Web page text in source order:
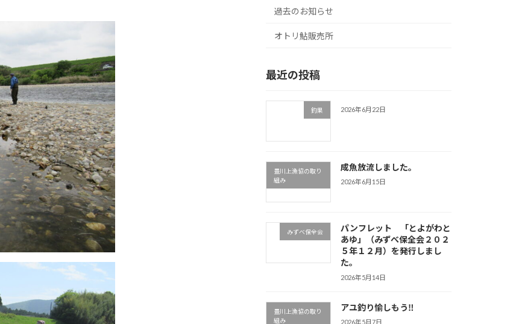
過去のお知らせ
オトリ鮎販売所
最近の投稿
釣果 2026年6月22日
豊川上漁協の取り
組み
成魚放流しました。
2026年6月15日
みずべ保全会
パンフレット 「とよがわと
あゆ」（みずべ保全会２０２
５年１２月）を発行しまし
た。
2026年5月14日
豊川上漁協の取り
組み
アユ釣り愉しもう‼
2026年5月7日